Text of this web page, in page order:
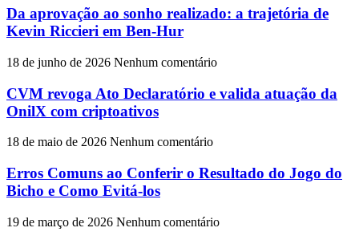
Da aprovação ao sonho realizado: a trajetória de
Kevin Riccieri em Ben-Hur
18 de junho de 2026 Nenhum comentário
CVM revoga Ato Declaratório e valida atuação da
OnilX com criptoativos
18 de maio de 2026 Nenhum comentário
Erros Comuns ao Conferir o Resultado do Jogo do
Bicho e Como Evitá-los
19 de março de 2026 Nenhum comentário